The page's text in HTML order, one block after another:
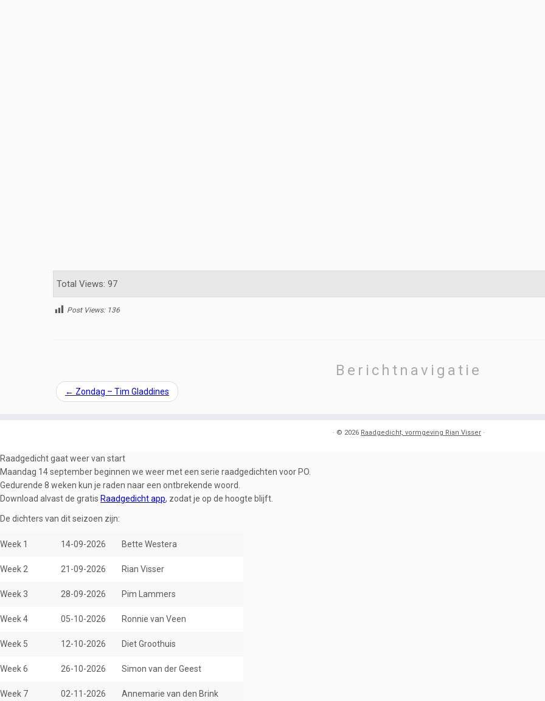
Total Views: 97
Post Views: 136
Berichtnavigatie
← Zondag – Tim Gladdines
· © 2026 Raadgedicht, vormgeving Rian Visser ·
Raadgedicht gaat weer van start
Maandag 14 september beginnen we weer met een serie raadgedichten voor PO.
Gedurende 8 weken kun je raden naar een ontbrekende woord.
Download alvast de gratis Raadgedicht app, zodat je op de hoogte blijft.
De dichters van dit seizoen zijn:
Week 1 14-09-2026 Bette Westera
Week 2 21-09-2026 Rian Visser
Week 3 28-09-2026 Pim Lammers
Week 4 05-10-2026 Ronnie van Veen
Week 5 12-10-2026 Diet Groothuis
Week 6 26-10-2026 Simon van der Geest
Week 7 02-11-2026 Annemarie van den Brink